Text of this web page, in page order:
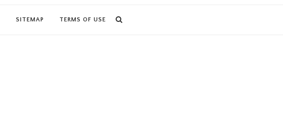
SITEMAP TERMS OF USE